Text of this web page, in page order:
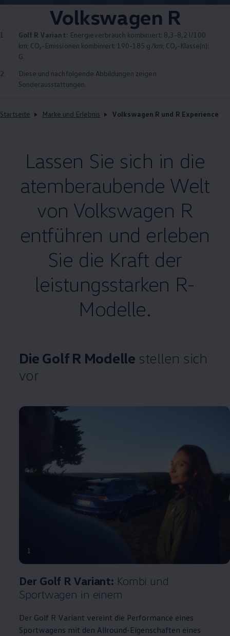
Volkswagen R
1. Golf R Variant: Energieverbrauch kombiniert: 8,3-8,2 l/100
km; CO₂-Emissionen kombiniert: 190-185 g/km; CO₂-Klasse(n):
G.
2.
Diese und nachfolgende Abbildungen zeigen
Sonderausstattungen.
Startseite Marke und Erlebnis Volkswagen R und R Experience
Lassen Sie sich in die
atemberaubende Welt
von Volkswagen R
entführen und erleben
Sie die Kraft der
leistungsstarken R-
Modelle.
Die GolfR Modelle stellen sich
vor
1
Der Golf R Variant: Kombi und
Sportwagen in einem
Der Golf R Variant vereint die Performance eines
Sportwagens mit den Allround-Eigenschaften eines